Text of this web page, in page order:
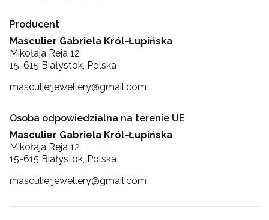
Producent
Masculier Gabriela Król-Łupińska
Mikołaja Reja 12
15-615 Białystok, Polska
masculierjewellery@gmail.com
Osoba odpowiedzialna na terenie UE
Masculier Gabriela Król-Łupińska
Mikołaja Reja 12
15-615 Białystok, Polska
masculierjewellery@gmail.com